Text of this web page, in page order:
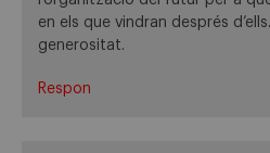
en els que vindran després
generositat.
Respon